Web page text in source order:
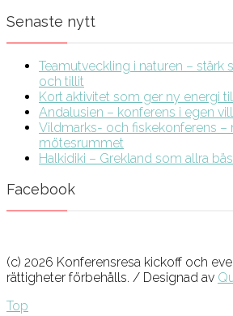
Senaste nytt
Teamutveckling i naturen – stärk
och tillit
Kort aktivitet som ger ny energi
Andalusien – konferens i egen
Vildmarks- och fiskekonferens –
mötesrummet
Halkidiki – Grekland som allra
Facebook
(c) 2026 Konferensresa kickoff och
rättigheter förbehålls. / Designad av
Top